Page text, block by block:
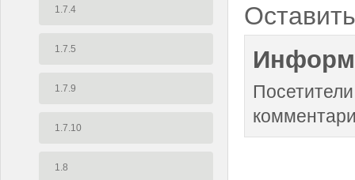
1.7.4
1.7.5
1.7.9
1.7.10
1.8